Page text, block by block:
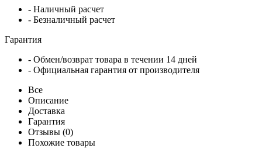
- Наличный расчет
- Безналичный расчет
Гарантия
- Обмен/возврат товара в течении 14 дней
- Официальная гарантия от производителя
Все
Описание
Доставка
Гарантия
Отзывы (0)
Похожие товары